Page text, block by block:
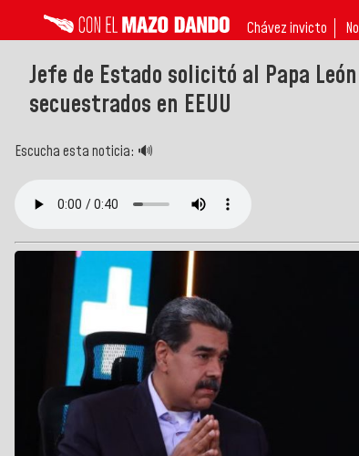
Chávez invicto
Jefe de Estado solicitó al Papa
secuestrados en EEUU
Escucha esta noticia: 🔊